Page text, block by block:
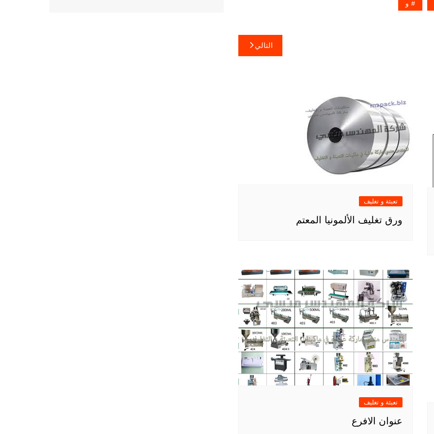
و
التالي
تعبئة و تغليف
ورق تغليف الألمونيا المعتم
تعبئة و تغليف
عنوان الافرع